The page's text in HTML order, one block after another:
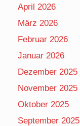
April 2026
März 2026
Februar 2026
Januar 2026
Dezember 2025
November 2025
Oktober 2025
September 2025